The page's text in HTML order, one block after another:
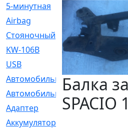
5-минутная
Airbag
[18]
Cтояночный
[1]
KW-106B
[0]
USB
[6]
Автомобильное
[6]
Автомобильный
[6]
Адаптер
[3]
Аккумулятор
Балка
SPACIO